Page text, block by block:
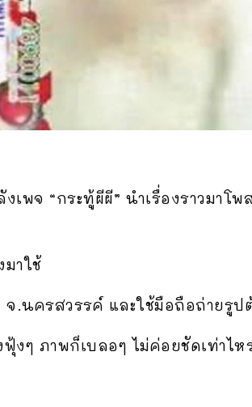
พจ “กระทู้ผีผี” นำเรื่องราวมาโพ
าใช้
.นครสวรรค์ และใช้มือถือถ่ายรูป
งๆ ภาพก็เบลอๆ ไม่ค่อยชัดเท่าไ